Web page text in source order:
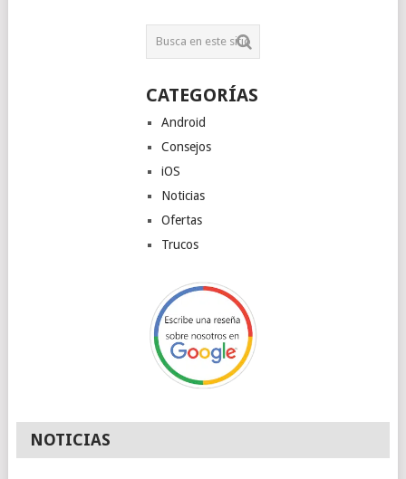
CATEGORÍAS
Android
Consejos
iOS
Noticias
Ofertas
Trucos
NOTICIAS